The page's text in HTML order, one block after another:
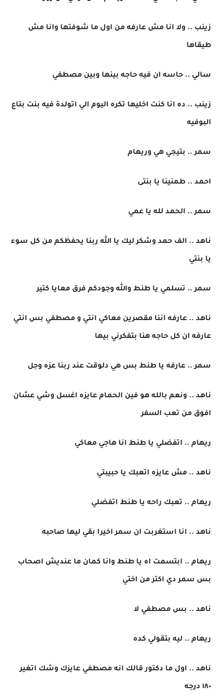
زينب .. ولا انا مش عارفه من اول ما شوفتها وانا مش
طيقاها
سالي .. حاسه ان فيه حاجه بينها وبين مصطفي
زينب .. ده انا كنت اخليها تكره اليوم الي اتولدة فيه بنت بتاع
البوفيه
سمر .. بتيجي هي وريهام
احمد .. طمنينا يا بنتى
سمر .. الحمد لله يا عمي
ناهد .. الف حمد وشكر ليك يا الله ربنا يحفظكم من كل سوء
يا بنتي
سمر .. تسلمي يا طنط والله وجودكم فرق معايا كتير
ناهد .. عارفه اننا مقصرين معاكي انتي و مصطفي بس انتي
عارفه ان كل حاجه هنا بتفكرني بيها
سمر .. عارفه يا طنط بس هي دلوقت عند ربنا عزه وجل
ناهد .. ونعم بالله هو فين الحمام عايزه اغسل وشي عشان
افوق من تعب السفر
ريهام .. اتفضلي يا طنط انا هاجي معاكي
ناهد .. مش عايزه اتعبك يا حبيبتي
ريهام .. تعبك راحه يا طنط اتفضلي
ناهد .. انا استغربت ان سمر اخيرا بقي ليها صاحبه
ريهام .. ابتسمت اه يا طنط وانا كمان ما عنديش اصحاب
بس سمر دي اكتر من اختي
ناهد .. بس مصطفي لا
ريهام .. ليه بتقولي كده
ناهد .. اول ما دكتور قالك انه مصطفي عايزك وشك اتغير
١٨٠ درجه